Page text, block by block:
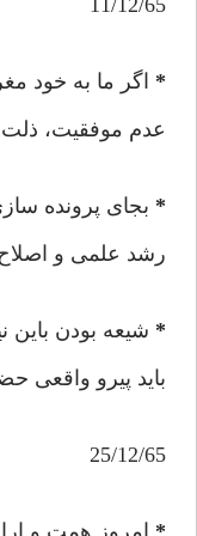
11/12/65
* اگر ما به خود
عدم موفقیت، ذلت
* بجای پرونده
رشد علمی و
* شیعه بودن
باید پیرو واقعی
25/12/65